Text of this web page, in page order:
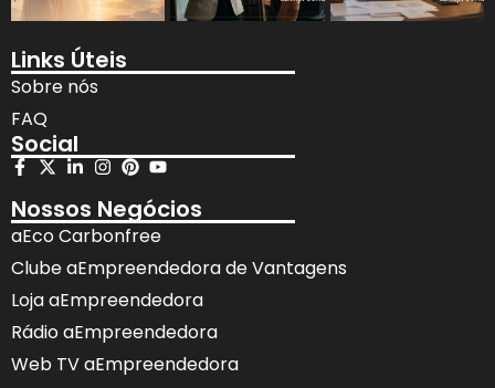
Links Úteis
Sobre nós
FAQ
Social
Nossos Negócios
aEco Carbonfree
Clube aEmpreendedora de Vantagens
Loja aEmpreendedora
Rádio aEmpreendedora
Web TV aEmpreendedora